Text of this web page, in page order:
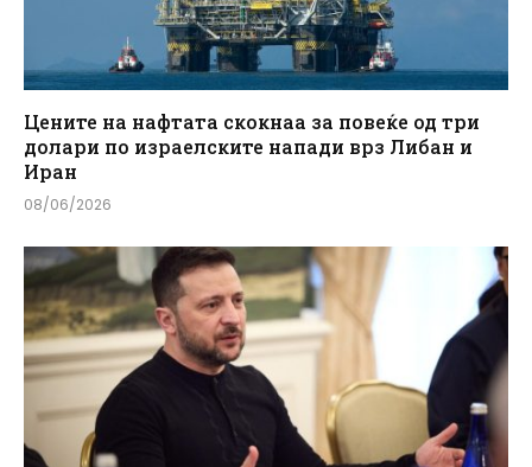
Цените на нафтата скокнаа за повеќе од три
долари по израелските напади врз Либан и
Иран
08/06/2026